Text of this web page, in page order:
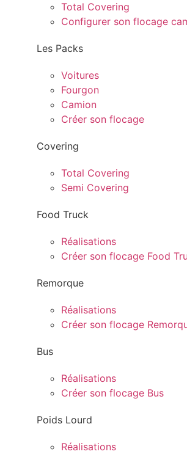
Total Covering
Configurer son flocage
Les Packs
Voitures
Fourgon
Camion
Créer son flocage
Covering
Total Covering
Semi Covering
Food Truck
Réalisations
Créer son flocage Food
Remorque
Réalisations
Créer son flocage
Bus
Réalisations
Créer son flocage Bus
Poids Lourd
Réalisations